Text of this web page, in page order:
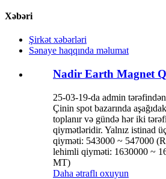
Xəbəri
Şirkət xəbərləri
Sənaye haqqında məlumat
Nadir Earth Magnet
25-03-19-da admin tərəfindən
Çinin spot bazarında
toplanır və gündə hər iki
qiymətləridir. Yalnız istinad
qiyməti: 543000 ~ 547000
lehimli qiyməti: 1630000 ~
MT)
Daha ətraflı oxuyun